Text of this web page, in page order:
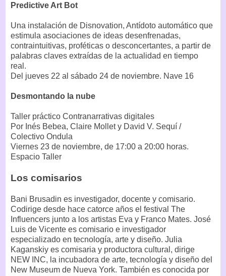
Predictive Art Bot
Una instalación de Disnovation, Antídoto automático que
estimula asociaciones de ideas desenfrenadas,
contraintuitivas, proféticas o desconcertantes, a partir de
palabras claves extraídas de la actualidad en tiempo
real.
Del jueves 22 al sábado 24 de noviembre. Nave 16
Desmontando la nube
Taller práctico Contranarrativas digitales
Por Inés Bebea, Claire Mollet y David V. Sequí /
Colectivo Ondula
Viernes 23 de noviembre, de 17:00 a 20:00 horas.
Espacio Taller
Los comisarios
Bani Brusadin es investigador, docente y comisario.
Codirige desde hace catorce años el festival The
Influencers junto a los artistas Eva y Franco Mates. José
Luis de Vicente es comisario e investigador
especializado en tecnología, arte y diseño. Julia
Kaganskiy es comisaria y productora cultural, dirige
NEW INC, la incubadora de arte, tecnología y diseño del
New Museum de Nueva York. También es conocida por